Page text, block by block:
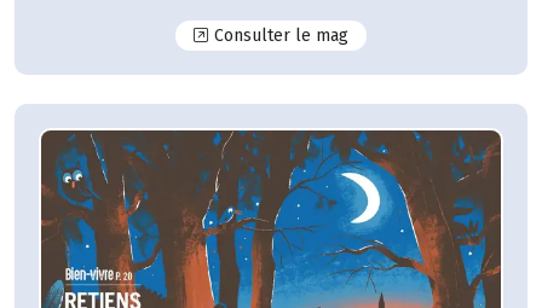
Consulter le magN°122